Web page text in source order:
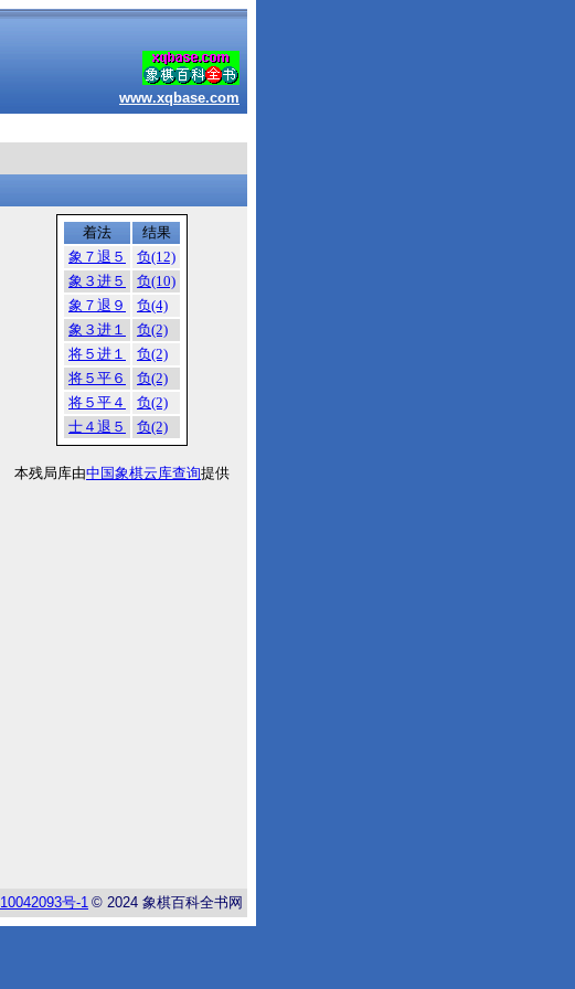
www.xqbase.com
着法
结果
象７退５
负(12)
象３进５
负(10)
象７退９
负(4)
象３进１
负(2)
将５进１
负(2)
将５平６
负(2)
将５平４
负(2)
士４退５
负(2)
本残局库由中国象棋云库查询提供
10042093号-1 © 2024 象棋百科全书网